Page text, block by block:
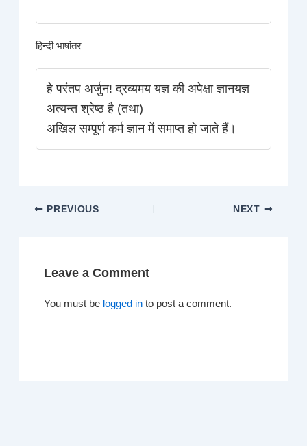
हिन्दी भाषांतर
हे परंतप अर्जुन! द्रव्यमय यज्ञ की अपेक्षा ज्ञानयज्ञ
अत्यन्त श्रेष्ठ है (तथा)
अखिल सम्पूर्ण कर्म ज्ञान में समाप्त हो जाते हैं।
PREVIOUS NEXT
Leave a Comment
You must be logged in to post a comment.